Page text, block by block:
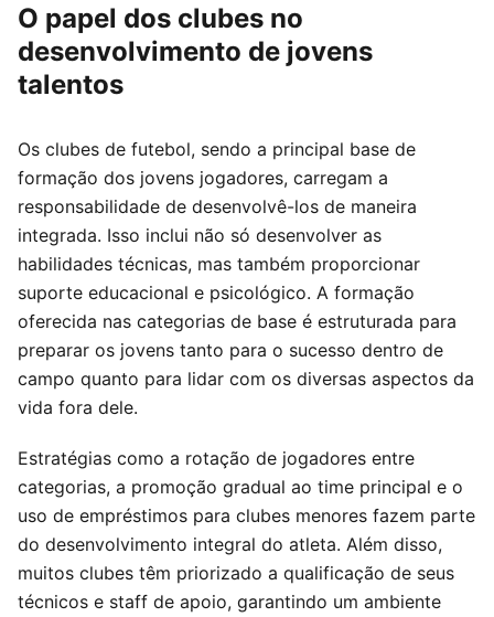
O papel dos clubes no
desenvolvimento de jovens
talentos
Os clubes de futebol, sendo a principal base de
formação dos jovens jogadores, carregam a
responsabilidade de desenvolvê-los de maneira
integrada. Isso inclui não só desenvolver as
habilidades técnicas, mas também proporcionar
suporte educacional e psicológico. A formação
oferecida nas categorias de base é estruturada para
preparar os jovens tanto para o sucesso dentro de
campo quanto para lidar com os diversas aspectos da
vida fora dele.
Estratégias como a rotação de jogadores entre
categorias, a promoção gradual ao time principal e o
uso de empréstimos para clubes menores fazem parte
do desenvolvimento integral do atleta. Além disso,
muitos clubes têm priorizado a qualificação de seus
técnicos e staff de apoio, garantindo um ambiente